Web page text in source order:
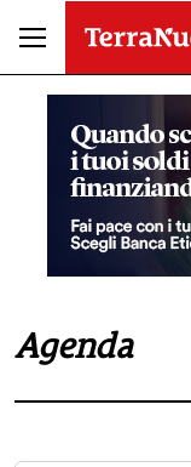
Agenda